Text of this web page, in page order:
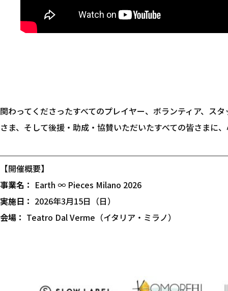
関わってくださったすべてのプレイヤー、ボランティア、ス
さま、そして後援・助成・協賛いただいたすべての皆さまに
【開催概要】
事業名： Earth ∞ Pieces Milano 2026
実施日： 2026年3月15日（日）
会場： Teatro Dal Verme（イタリア・ミラノ）